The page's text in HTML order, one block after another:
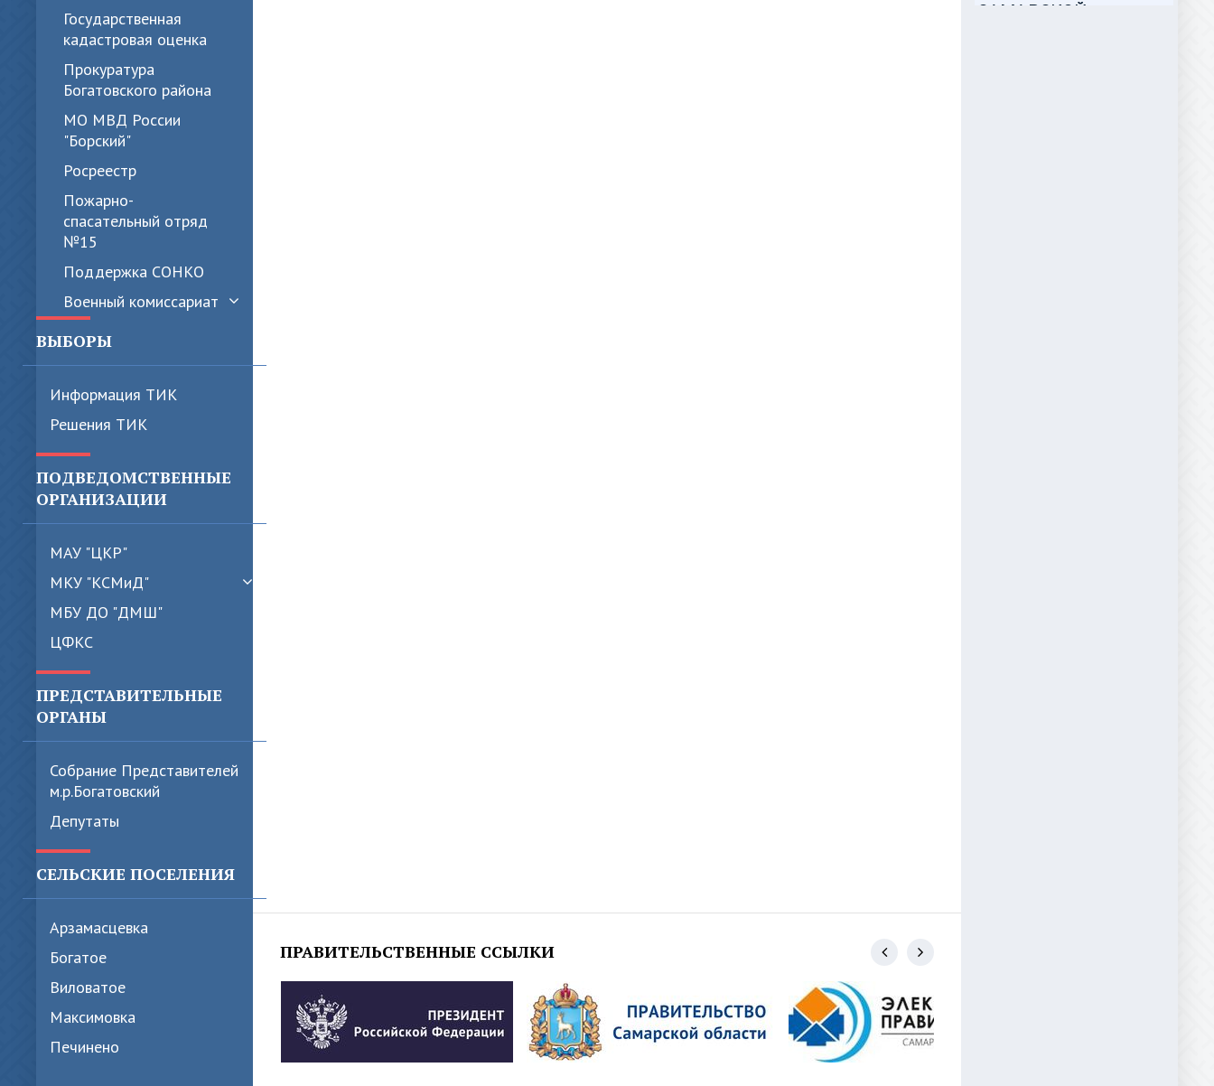
Государственная
кадастровая оценка
Прокуратура
Богатовского района
МО МВД России
"Борский"
Росреестр
Пожарно-
спасательный отряд
№15
Поддержка СОНКО
Военный комиссариат
ВЫБОРЫ
Информация ТИК
Решения ТИК
ПОДВЕДОМСТВЕННЫЕ
ОРГАНИЗАЦИИ
МАУ "ЦКР"
МКУ "КСМиД"
МБУ ДО "ДМШ"
ЦФКС
ПРЕДСТАВИТЕЛЬНЫЕ
ОРГАНЫ
Собрание Представителей
м.р.Богатовский
Депутаты
СЕЛЬСКИЕ ПОСЕЛЕНИЯ
Арзамасцевка
Богатое
Виловатое
Максимовка
Печинено
ПРАВИТЕЛЬСТВЕННЫЕ ССЫЛКИ